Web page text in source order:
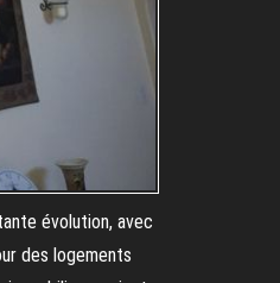
évolution, avec
des logements